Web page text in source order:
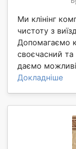
Ми клінінг
чистоту з
Допомагаємо
своєчасний та
даємо
Докладніше